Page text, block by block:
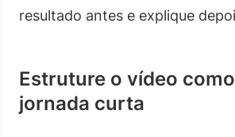
resultado antes e explique
Estruture o vídeo
jornada curta